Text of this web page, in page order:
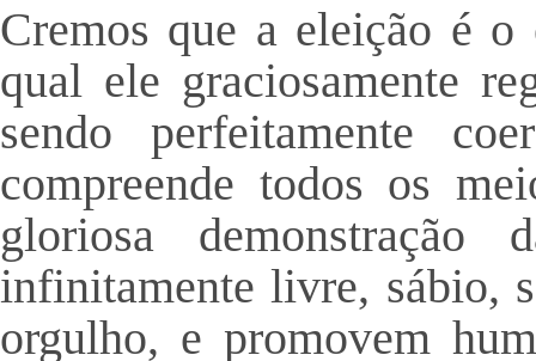
Cremos que a eleição é
qual ele graciosamente
sendo perfeitamente
compreende todos os
gloriosa
infinitamente livre, sábio,
orgulho, e promovem